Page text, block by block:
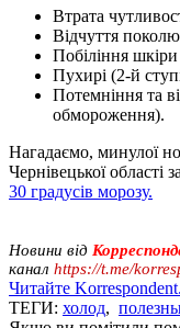
Втрата
Відчуття
Побіління
Пухирі (2-й
Потемніння та
обмороження).
Нагадаємо, минулої
Чернівецької області
30 градусів морозу.
Новини від
канал https://t.me/
Читайте
ТЕГИ: холод,